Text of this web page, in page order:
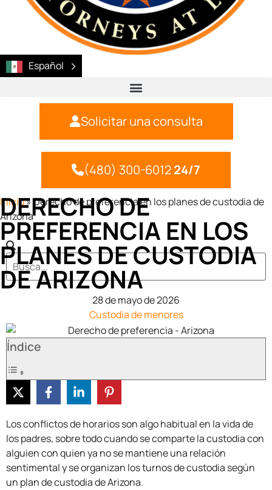
Español
Solicitar una consulta
(480) 300-601224/7
DERECHO DE
PREFERENCIA EN LOS
PLANES DE CUSTODIA
DE ARIZONA
Inicio»Derecho de preferencia en los planes de custodia de
Arizona
28 de mayo de 2026
Custodia de menores
Índice
Los conflictos de horarios son algo habitual en la vida de
los padres, sobre todo cuando se comparte la custodia con
alguien con quien ya no se mantiene una relación
sentimental y se organizan los turnos de custodia según
un plan de custodia de Arizona.